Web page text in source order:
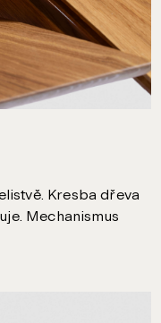
Kresba dřeva
Mechanismus